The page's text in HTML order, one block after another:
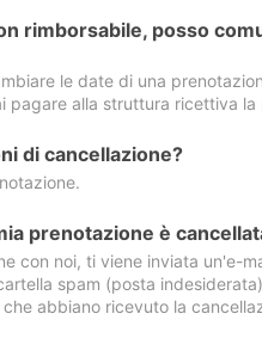
rimborsabile, posso
le date di una
pagare alla struttura ricettiva
di cancellazione?
prenotazione è
con noi, ti viene inviata un'e-
spam (posta
abbiano ricevuto la